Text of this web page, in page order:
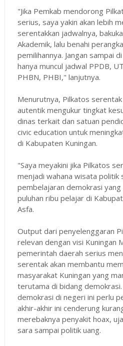
"Jika Pemkab mendorong
serius, saya yakin akan lebih
serentakkan jadwalnya,
Akademik, lalu benahi
pemilihannya. Jangan sampai
hanya muncul jadwal PPDB,
PHBN, PHBI," lanjutnya.
Menurutnya, Pilkatos
autentik mengukur tingkat
dinas terkait dan satuan
civic education untuk
di Kabupaten Kuningan.
"Saya meyakini jika Pilkatos
menjadi wahana wisata politik
pembelajaran demokrasi
puluhan ribu pelajar di
Asfa.
Output dari penyelenggaran
relevan dengan visi Kuningan
pemerintah daerah serius
serentak akan membantu
masyarakat Kuningan yang
terutama di bidang
demokrasi di negeri ini perlu
akhir-akhir ini cenderung
merebaknya penyakit hoax,
sara sampai politik uang.